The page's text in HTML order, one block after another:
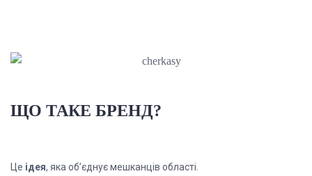
ЩО ТАКЕ БРЕНД?
Це ідея, яка об’єднує мешканців області.